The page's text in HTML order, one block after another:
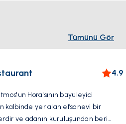
Tümünü Gör
4.9
Hora'sının büyüleyici
kalbinde yer alan efsanevi bir
ve adanın kuruluşundan beri